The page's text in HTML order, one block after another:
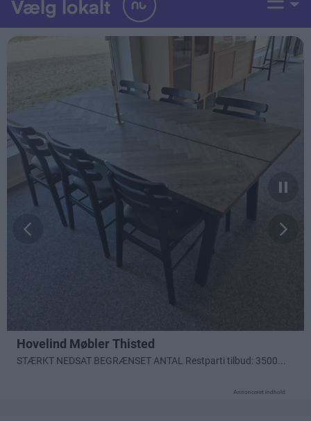
Annonceret indhold